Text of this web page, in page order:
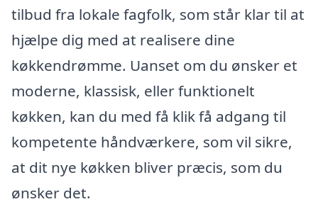
tilbud fra lokale fagfolk, som står klar til at
hjælpe dig med at realisere dine
køkkendrømme. Uanset om du ønsker et
moderne, klassisk, eller funktionelt
køkken, kan du med få klik få adgang til
kompetente håndværkere, som vil sikre,
at dit nye køkken bliver præcis, som du
ønsker det.